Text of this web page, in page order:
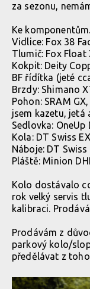
za sezonu,
Ke
Vidlice: Fox 38
Tlumič: Fox Float
Kokpit: Deity
BF řídítka (jeté
Brzdy: Shimano
Pohon: SRAM
jsem kazetu, jetá
Sedlovka:
Kola: DT Swiss
Náboje: DT Swiss
Pláště: Minion
Kolo dostávalo
rok velký servis
kalibraci.
Prodávám z
parkový kolo/
předělávat z